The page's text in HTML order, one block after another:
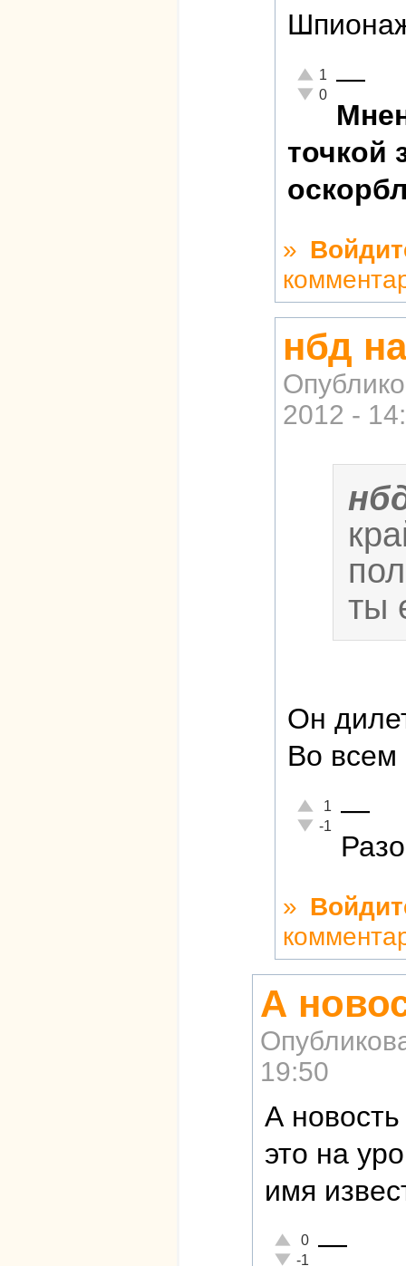
Отлично!
1
Неадекватно!
0
—
точкой
»
нбд
2012 -
ты
Он
Во всем
Отлично!
1
Неадекватно!
-1
—
»
А
19:50
А
это на
имя
Отлично!
0
Неадекватно!
-1
—